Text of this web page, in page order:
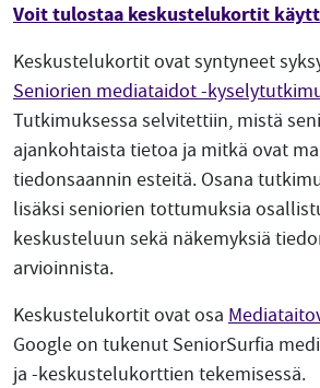
Voit tulostaa keskustelukortit
Keskustelukortit ovat syntyneet
Seniorien mediataidot -
Tutkimuksessa selvitettiin, mistä
ajankohtaista tietoa ja mitkä ovat
tiedonsaannin esteitä. Osana
lisäksi seniorien tottumuksia
keskusteluun sekä näkemyksiä
arvioinnista.
Keskustelukortit ovat osa
Google on tukenut SeniorSurfia
ja -keskustelukorttien tekemisessä.